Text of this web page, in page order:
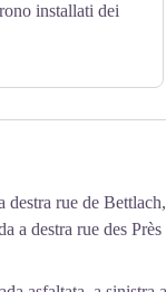
installati dei
rue de
a destra rue des